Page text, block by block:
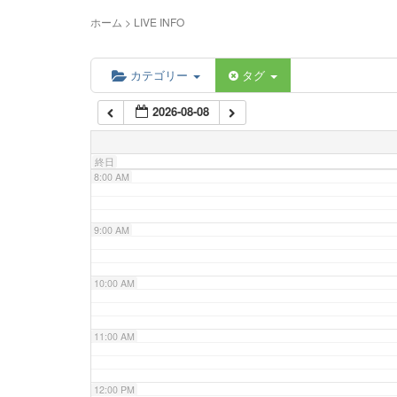
ホーム > LIVE INFO
カテゴリー タグ
2026-08-08
終日
5:00 AM
6:00 AM
7:00 AM
8:00 AM
9:00 AM
10:00 AM
11:00 AM
12:00 PM